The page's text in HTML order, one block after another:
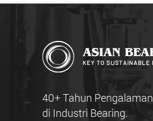
40+ Tahun Pengalaman
di Industri Bearing.